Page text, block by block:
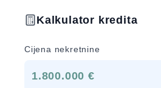
Kalkulator kredita
Cijena nekretnine
1.800.000 €